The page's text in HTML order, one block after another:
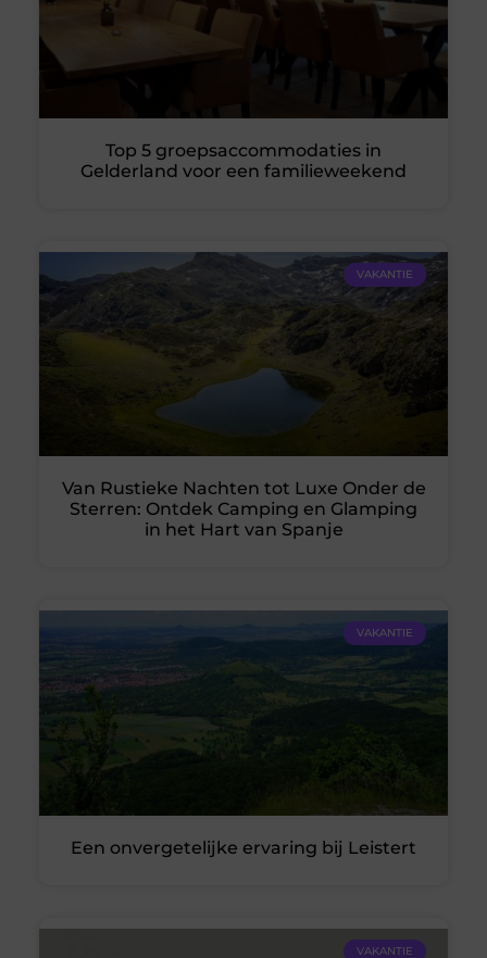
Top 5 groepsaccommodaties in
Gelderland voor een familieweekend
VAKANTIE
Van Rustieke Nachten tot Luxe Onder de
Sterren: Ontdek Camping en Glamping
in het Hart van Spanje
VAKANTIE
Een onvergetelijke ervaring bij Leistert
VAKANTIE